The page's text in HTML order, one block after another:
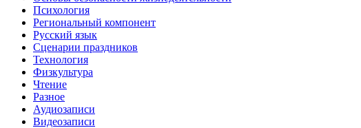
Психология
Региональный компонент
Русский язык
Сценарии праздников
Технология
Физкультура
Чтение
Разное
Аудиозаписи
Видеозаписи